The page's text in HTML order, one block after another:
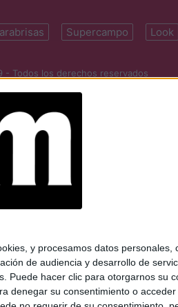
y procesamos datos
de audiencia y desarrollo de
hacer clic para otorgarnos su
su consentimiento o
Supercampo Look
- Todos los derechos reservados
| Propietario: Diario Perfil S.A.